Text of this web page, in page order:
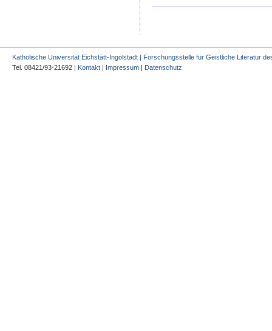
Katholische Universität Eichstätt-Ingolstadt | Forschungsstelle für Geistliche Literatur
Tel. 08421/93-21692 | Kontakt | Impressum | Datenschutz